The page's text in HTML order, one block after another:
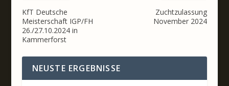
KfT Deutsche
Meisterschaft IGP/FH
26./27.10.2024 in
Kammerforst
Zuchtzulassung
November 2024
NEUSTE ERGEBNISSE